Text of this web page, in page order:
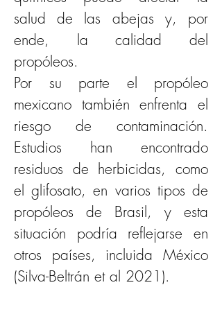
salud de las abejas y, por
ende, la calidad del
propóleos.
Por su parte el propóleo
mexicano también enfrenta el
riesgo de contaminación.
Estudios han encontrado
residuos de herbicidas, como
el glifosato, en varios tipos de
propóleos de Brasil, y esta
situación podría reflejarse en
otros países, incluida México
(Silva-Beltrán et al 2021).